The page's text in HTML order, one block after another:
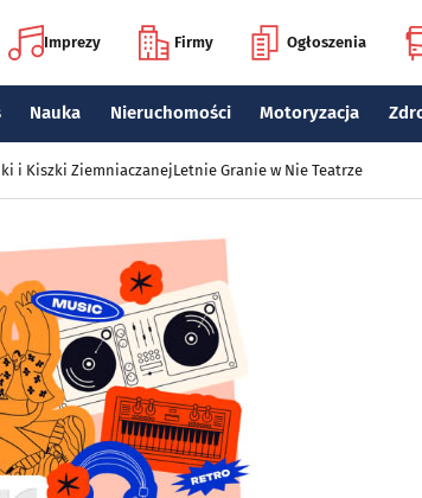
Imprezy Firmy Ogłoszenia
Nauka Nieruchomości Motoryzacja
i Kiszki ZiemniaczanejLetnie Granie w Nie Teatrze